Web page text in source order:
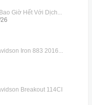
Giờ Hết Với Dịch...
Iron 883 2016...
Breakout 114CI